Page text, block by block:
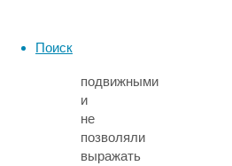
Поиск
подвижными
и
не
позволяли
выражать